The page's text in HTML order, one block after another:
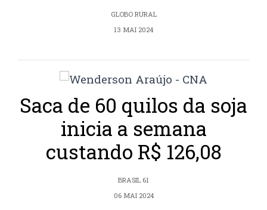
GLOBO RURAL
13 MAI 2024
Saca de 60 quilos da soja
inicia a semana
custando R$ 126,08
BRASIL 61
06 MAI 2024